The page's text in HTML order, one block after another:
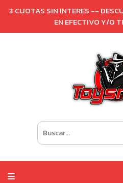
3 CUOTAS SIN INTERES --
EN EFECTIVO Y/O